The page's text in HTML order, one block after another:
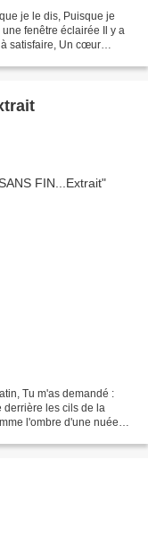
je le dis, Puisque je
une fenêtre éclairée Il y a
satisfaire, Un cœur
Tu m'as demandé :
derrière les cils de la
l'ombre d'une nuée